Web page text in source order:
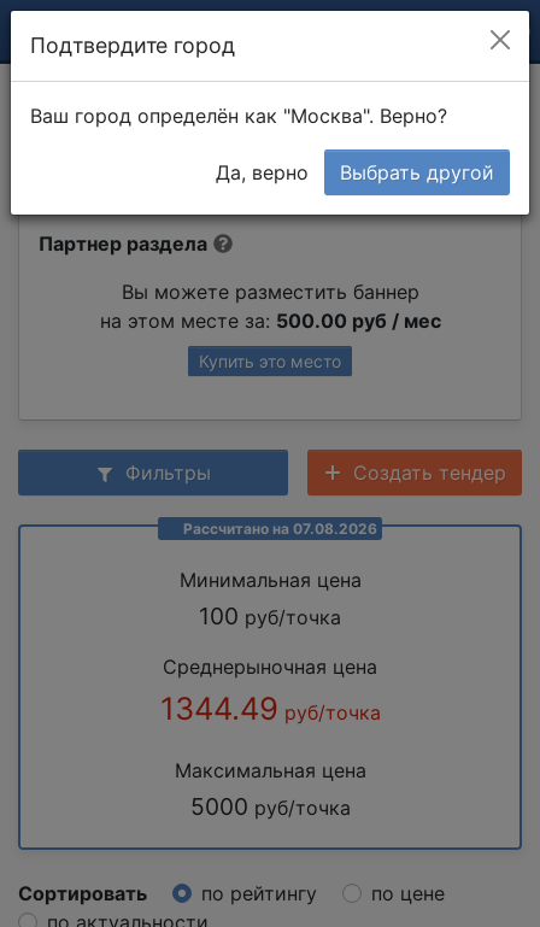
Монтаж внутренней
Партнер раздела
Вы можете разместить баннер
на этом месте за: 500.00 руб / мес
Купить это место
Фильтры Создать тендер
Рассчитано на 07.08.2026
Минимальная цена
100 руб/точка
Среднерыночная цена
1344.49 руб/точка
Максимальная цена
5000 руб/точка
Сортировать по рейтингу
по цене
по актуальности
Подтвердите город
Ваш город определён как "Москва". Верно?
Да, верно Выбрать другой